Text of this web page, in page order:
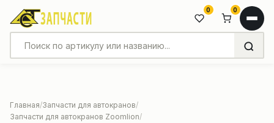
0 0
Главная Запчасти для автокранов
Запчасти для автокранов Zoomlion